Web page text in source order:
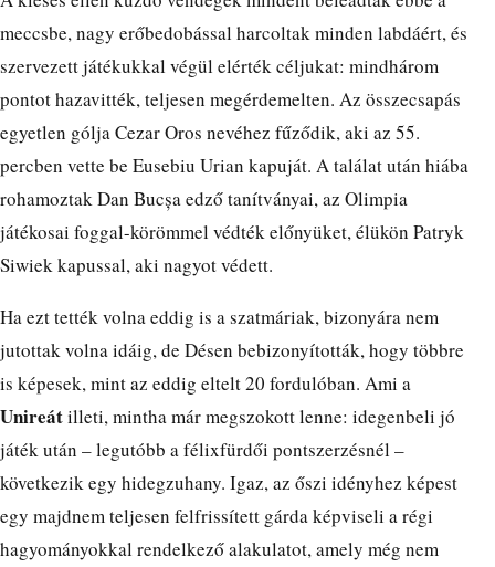
meccsbe, nagy erőbedobással harcoltak minden labdáért, és
szervezett játékukkal végül elérték céljukat: mindhárom
pontot hazavitték, teljesen megérdemelten. Az összecsapás
egyetlen gólja Cezar Oros nevéhez fűződik, aki az 55.
percben vette be Eusebiu Urian kapuját. A találat után hiába
rohamoztak Dan Bucșa edző tanítványai, az Olimpia
játékosai foggal-körömmel védték előnyüket, élükön Patryk
Siwiek kapussal, aki nagyot védett.
Ha ezt tették volna eddig is a szatmáriak, bizonyára nem
jutottak volna idáig, de Désen bebizonyították, hogy többre
is képesek, mint az eddig eltelt 20 fordulóban. Ami a
Unireátilleti, mintha már megszokott lenne: idegenbeli jó
játék után – legutóbb a félixfürdői pontszerzésnél –
következik egy hidegzuhany. Igaz, az őszi idényhez képest
egy majdnem teljesen felfrissített gárda képviseli a régi
hagyományokkal rendelkező alakulatot, amely még nem